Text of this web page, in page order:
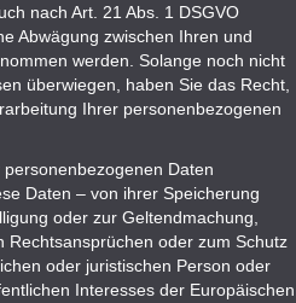
nach Art. 21 Abs. 1 DSGVO
Abwägung zwischen Ihren und
werden. Solange noch nicht
überwiegen, haben Sie das Recht,
Ihrer personenbezogenen
Daten
Daten – von ihrer Speicherung
oder zur Geltendmachung,
Rechtsansprüchen oder zum Schutz
oder juristischen Person oder
Interesses der Europäischen